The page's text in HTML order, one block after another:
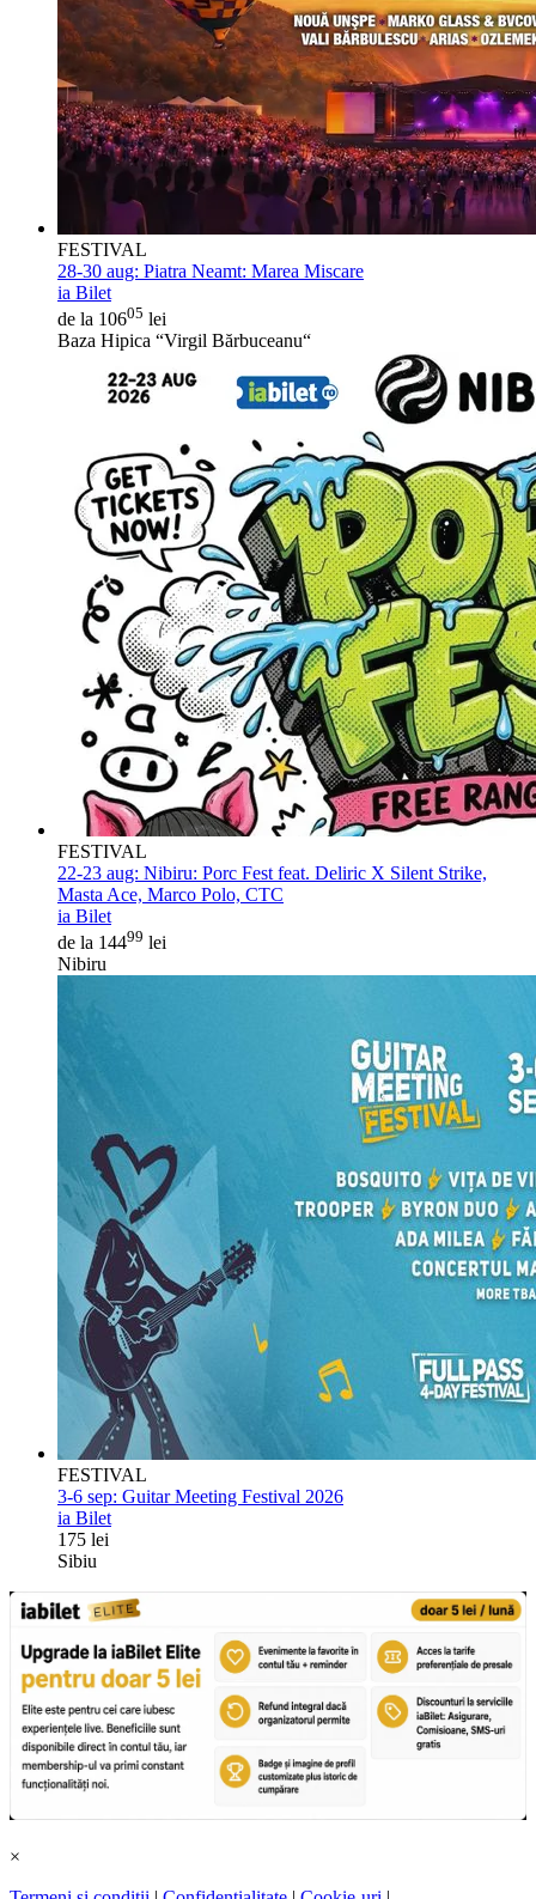
FESTIVAL
28-30 aug: Piatra Neamt: Marea Miscare
ia Bilet
de la 10605 lei
Baza Hipica “Virgil Bărbuceanu“
FESTIVAL
22-23 aug: Nibiru: Porc Fest feat. Deliric X Silent Strike,
Masta Ace, Marco Polo, CTC
ia Bilet
de la 14499 lei
Nibiru
FESTIVAL
3-6 sep: Guitar Meeting Festival 2026
ia Bilet
175 lei
Sibiu
×